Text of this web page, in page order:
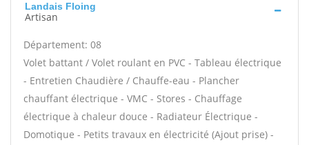
Landais Floing
Artisan
Département: 08
Volet battant / Volet roulant en PVC - Tableau électrique
- Entretien Chaudière / Chauffe-eau - Plancher
chauffant électrique - VMC - Stores - Chauffage
électrique à chaleur douce - Radiateur Électrique -
Domotique - Petits travaux en électricité (Ajout prise) -